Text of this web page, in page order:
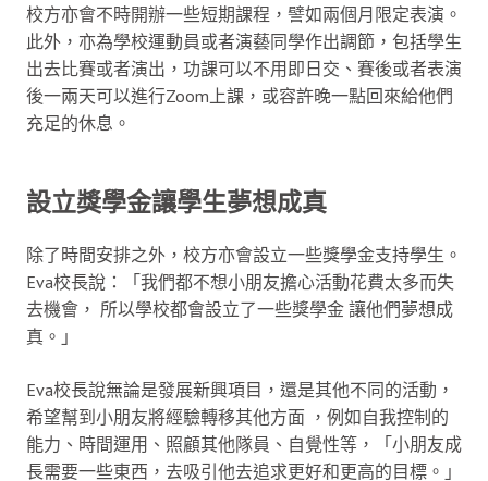
校方亦會不時開辦一些短期課程，譬如兩個月限定表演。
此外，亦為學校運動員或者演藝同學作出調節，包括學生
出去比賽或者演出，功課可以不用即日交、賽後或者表演
後一兩天可以進行Zoom上課，或容許晚一點回來給他們
充足的休息。
設立獎學金讓學生夢想成真
除了時間安排之外，校方亦會設立一些獎學金支持學生。
Eva校長說：「我們都不想小朋友擔心活動花費太多而失
去機會， 所以學校都會設立了一些獎學金 讓他們夢想成
真。」
Eva校長說無論是發展新興項目，還是其他不同的活動，
希望幫到小朋友將經驗轉移其他方面 ，例如自我控制的
能力、時間運用、照顧其他隊員、自覺性等，「小朋友成
長需要一些東西，去吸引他去追求更好和更高的目標。」